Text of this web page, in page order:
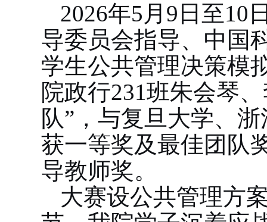
2026年5 月 9 日至10
导委员会指导、中国
学生公共管理决策模
院政行231班朱会琴
队”，与复旦大学、
获一等奖及最佳团队
导教师奖。
大赛设公共管理方